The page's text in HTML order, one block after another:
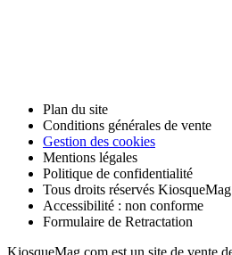
Plan du site
Conditions générales de vente
Gestion des cookies
Mentions légales
Politique de confidentialité
Tous droits réservés
Accessibilité : non conforme
Formulaire de Retractation
KiosqueMag.com est un site de vente